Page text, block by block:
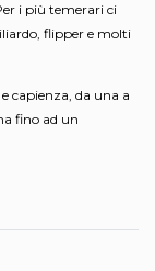
i più temerari ci
flipper e molti
capienza, da una a
fino ad un